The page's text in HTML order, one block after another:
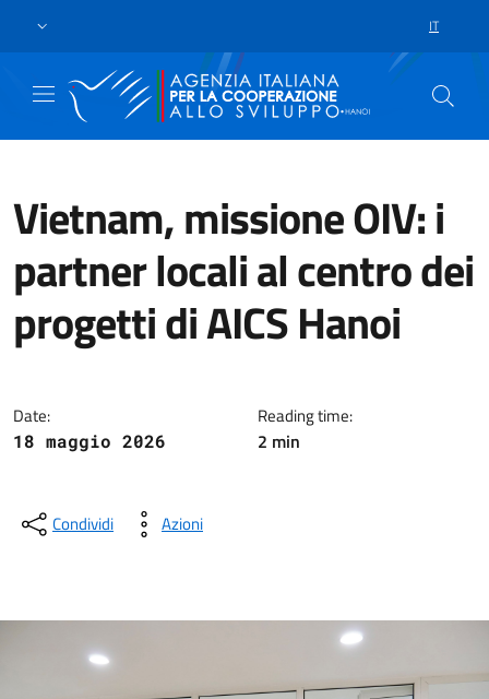
IT
Vietnam, missione OIV: i
partner locali al centro dei
progetti di AICS Hanoi
Date:
18 maggio 2026
Reading time:
2 min
Condividi Azioni